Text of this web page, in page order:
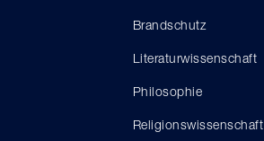
Brandschutz
Literaturwissenschaft
Philosophie
Religionswissenschaft